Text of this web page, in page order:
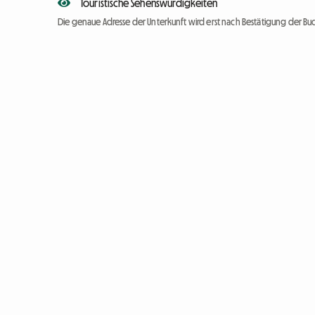
Touristische Sehenswürdigkeiten
Die genaue Adresse der Unterkunft wird erst nach Bestätigung der